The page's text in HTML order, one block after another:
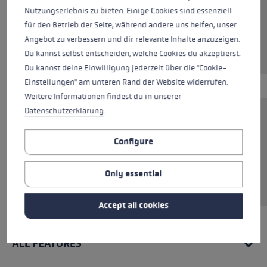
Colours beige
everyday all-rounder. The breathable material
feels pleasantly soft and ensures optimal
jumper, shirt or jacket.
ALL FEATURES
Nutzungserlebnis zu bieten. Einige Cookies sind essenziell
für den Betrieb der Seite, während andere uns helfen, unser
Angebot zu verbessern und dir relevante Inhalte anzuzeigen.
Du kannst selbst entscheiden, welche Cookies du akzeptierst.
Du kannst deine Einwilligung jederzeit über die "Cookie-
Einstellungen" am unteren Rand der Website widerrufen.
Weitere Informationen findest du in unserer
Datenschutzerklärung.
Configure
Only essential
Accept all cookies